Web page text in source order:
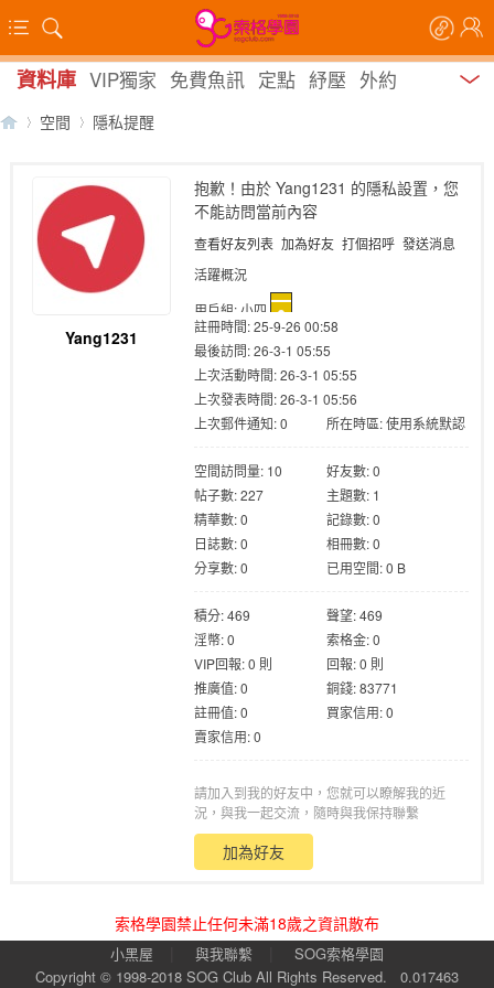
資料庫 VIP獨家 免費魚訊 定點 紓壓 外約
空間 隱私提醒
Yang1231
抱歉！由於 Yang1231 的隱私設置，您
不能訪問當前內容
查看好友列表 加為好友 打個招呼 發送消息
活躍概況
用戶組: 小四
註冊時間: 25-9-26 00:58
最後訪問: 26-3-1 05:55
上次活動時間: 26-3-1 05:55
上次發表時間: 26-3-1 05:56
上次郵件通知: 0
所在時區: 使用系統默認
空間訪問量: 10
好友數: 0
帖子數: 227
主題數: 1
精華數: 0
記錄數: 0
日誌數: 0
相冊數: 0
分享數: 0
已用空間: 0 B
積分: 469
聲望: 469
淫幣: 0
索格金: 0
VIP回報: 0 則
回報: 0 則
推廣值: 0
銅錢: 83771
註冊值: 0
買家信用: 0
賣家信用: 0
請加入到我的好友中，您就可以瞭解我的近
況，與我一起交流，隨時與我保持聯繫
加為好友
索格學園禁止任何未滿18歲之資訊散布
小黑屋 與我聯繫
SOG索格學園
Copyright © 1998-2018 SOG Club All Rights Reserved. 0.017463